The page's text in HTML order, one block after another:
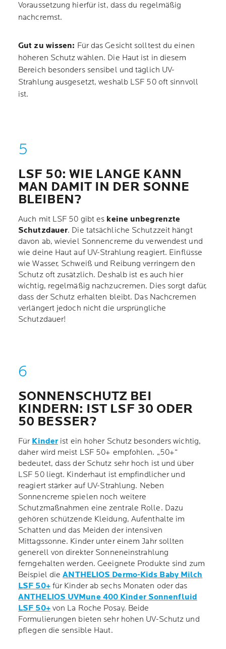
Voraussetzung hierfür ist, dass du regelmäßig
nachcremst.
Gut zu wissen: Für das Gesicht solltest du einen
höheren Schutz wählen. Die Haut ist in diesem
Bereich besonders sensibel und täglich UV-
Strahlung ausgesetzt, weshalb LSF 50 oft sinnvoll
ist.
LSF 50: WIE LANGE KANN
MAN DAMIT IN DER SONNE
BLEIBEN?
Auch mit LSF 50 gibt es keine unbegrenzte
Schutzdauer. Die tatsächliche Schutzzeit hängt
davon ab, wieviel Sonnencreme du verwendest und
wie deine Haut auf UV-Strahlung reagiert. Einflüsse
wie Wasser, Schweiß und Reibung verringern den
Schutz oft zusätzlich. Deshalb ist es auch hier
wichtig, regelmäßig nachzucremen. Dies sorgt dafür,
dass der Schutz erhalten bleibt. Das Nachcremen
verlängert jedoch nicht die ursprüngliche
Schutzdauer!
SONNENSCHUTZ BEI
KINDERN: IST LSF 30 ODER
50 BESSER?
Für Kinder ist ein hoher Schutz besonders wichtig,
daher wird meist LSF 50+ empfohlen. „50+“
bedeutet, dass der Schutz sehr hoch ist und über
LSF 50 liegt. Kinderhaut ist empfindlicher und
reagiert stärker auf UV-Strahlung. Neben
Sonnencreme spielen noch weitere
Schutzmaßnahmen eine zentrale Rolle. Dazu
gehören schützende Kleidung, Aufenthalte im
Schatten und das Meiden der intensiven
Mittagssonne. Kinder unter einem Jahr sollten
generell von direkter Sonneneinstrahlung
ferngehalten werden. Geeignete Produkte sind zum
Beispiel dieANTHELIOS Dermo-Kids Baby Milch
LSF 50+für Kinder ab sechs Monaten oder das
ANTHELIOS UVMune 400 Kinder Sonnenfluid
LSF 50+von La Roche Posay. Beide
Formulierungen bieten sehr hohen UV-Schutz und
pflegen die sensible Haut.